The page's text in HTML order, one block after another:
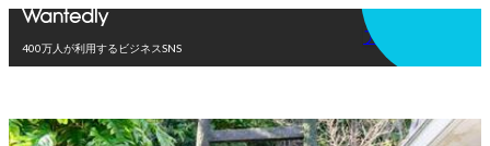
400万人が利用するビジネスSNS
アプリを使う